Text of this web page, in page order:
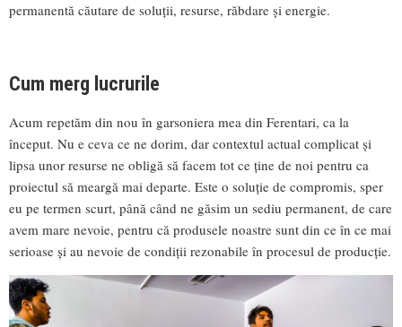
permanentă căutare de soluții, resurse, răbdare și energie.
Cum merg lucrurile
Acum repetăm din nou în garsoniera mea din Ferentari, ca la
început. Nu e ceva ce ne dorim, dar contextul actual complicat și
lipsa unor resurse ne obligă să facem tot ce ține de noi pentru ca
proiectul să meargă mai departe. Este o soluție de compromis, sper
eu pe termen scurt, până când ne găsim un sediu permanent, de care
avem mare nevoie, pentru că produsele noastre sunt din ce în ce mai
serioase și au nevoie de condiții rezonabile în procesul de producție.